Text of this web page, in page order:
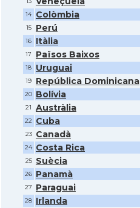
14
Colòmbia
15
Perú
16
Itàlia
17
Països Baixos
18
Uruguai
19
República Dominicana
20 Bolívia
21
Austràlia
22 Cuba
23 Canadà
24 Costa Rica
25 Suècia
26 Panamà
27
Paraguai
28 Irlanda